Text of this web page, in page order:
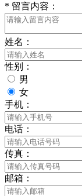
* 留言内容：
姓名：
性别：
男
女
手机：
电话：
传真：
邮箱：